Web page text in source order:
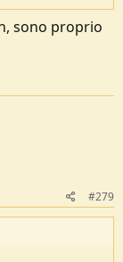
sono proprio
#279